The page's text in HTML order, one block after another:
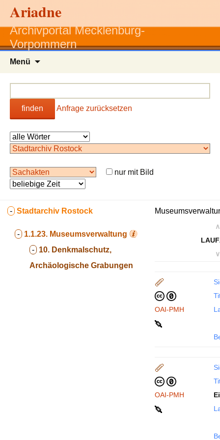
Ariadne
Archivportal Mecklenburg-
Vorpommern
Menü
finden Anfrage zurücksetzen
nur mit Bild
- Stadtarchiv Rostock
- 1.1.23. Museumsverwaltung
- 10. Denkmalschutz,
Archäologische Grabungen
∧
∨
OAI-PMH
OAI-PMH